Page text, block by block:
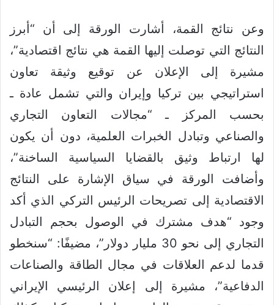
وعن نتائج القمة، أشارت الورقة إلى أن “أبرز
النتائج التي توصلت إليها القمة هي نتائج اقتصادية”،
مشيرة إلى الإعلان عن توقيع وثيقة تعاون
استراتيجي بين تركيا وإيران والتي تشمل عادة ـ
بحسب المركز ـ “مجالات التعاون التجاري
والصناعي وتبادل الخبرات العلمية، دون أن يكون
لها ارتباط وثيق بالقضايا السياسية الساخنة”،
وأضافت الورقة في سياق الإشارة على النتائج
الاقتصادية إلى تصريحات الرئيس التركي الذي أكد
وجود “هدف مشترك في الوصول بحجم التبادل
التجاري إلى نحو 30 مليار دولار”، مضيفًا: “سنخطو
قدما لدعم العلاقات في مجال الطاقة والصناعات
الدفاعية”، مشيرة إلى إعلان الرئيسي الإيراني